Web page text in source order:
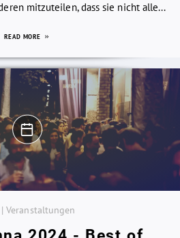
mitzuteilen, dass sie nicht alle...
READ MORE
Veranstaltungen